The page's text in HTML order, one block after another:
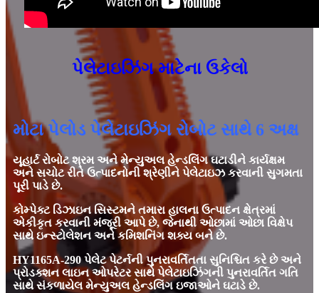
પેલેટાઇઝિંગ માટેના ઉકેલો
મોટા પેલોડ પેલેટાઇઝિંગ રોબોટ સાથે 6 અક્ષ
યૂહાર્ટ રોબોટ શ્રમ અને મેન્યુઅલ હેન્ડલિંગ ઘટાડીને કાર્યક્ષમ
અને સચોટ રીતે ઉત્પાદનોની શ્રેણીને પેલેટાઇઝ કરવાની સુગમતા
પૂરી પાડે છે.
કોમ્પેક્ટ ડિઝાઇન સિસ્ટમને તમારા હાલના ઉત્પાદન ક્ષેત્રમાં
એકીકૃત કરવાની મંજૂરી આપે છે, જેનાથી ઓછામાં ઓછા વિક્ષેપ
સાથે ઇન્સ્ટોલેશન અને કમિશનિંગ શક્ય બને છે.
HY1165A-290 પેલેટ પેટર્નની પુનરાવર્તિતતા સુનિશ્ચિત કરે છે અને
પ્રોડક્શન લાઇન ઓપરેટર સાથે પેલેટાઇઝિંગની પુનરાવર્તિત ગતિ
સાથે સંકળાયેલ મેન્યુઅલ હેન્ડલિંગ ઇજાઓને ઘટાડે છે.